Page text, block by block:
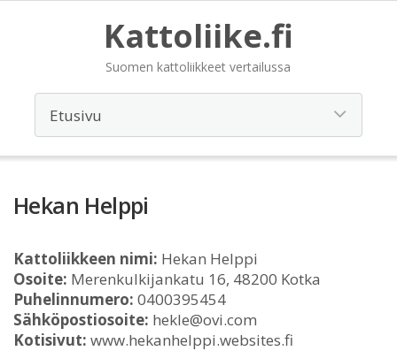
Kattoliike.fi
Suomen kattoliikkeet vertailussa
Hekan Helppi
Kattoliikkeen nimi: Hekan Helppi
Osoite: Merenkulkijankatu 16, 48200 Kotka
Puhelinnumero: 0400395454
Sähköpostiosoite: hekle@ovi.com
Kotisivut: www.hekanhelppi.websites.fi